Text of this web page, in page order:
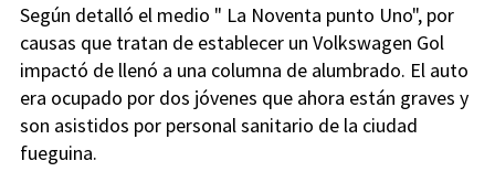
Según detalló el medio " La Noventa punto Uno", por
causas que tratan de establecer un Volkswagen Gol
impactó de llenó a una columna de alumbrado. El auto
era ocupado por dos jóvenes que ahora están graves y
son asistidos por personal sanitario de la ciudad
fueguina.